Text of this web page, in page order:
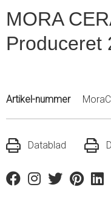
MORA
Produceret
Artikel-nummer
Datablad
FacebookInstagram
TwitterPinterest